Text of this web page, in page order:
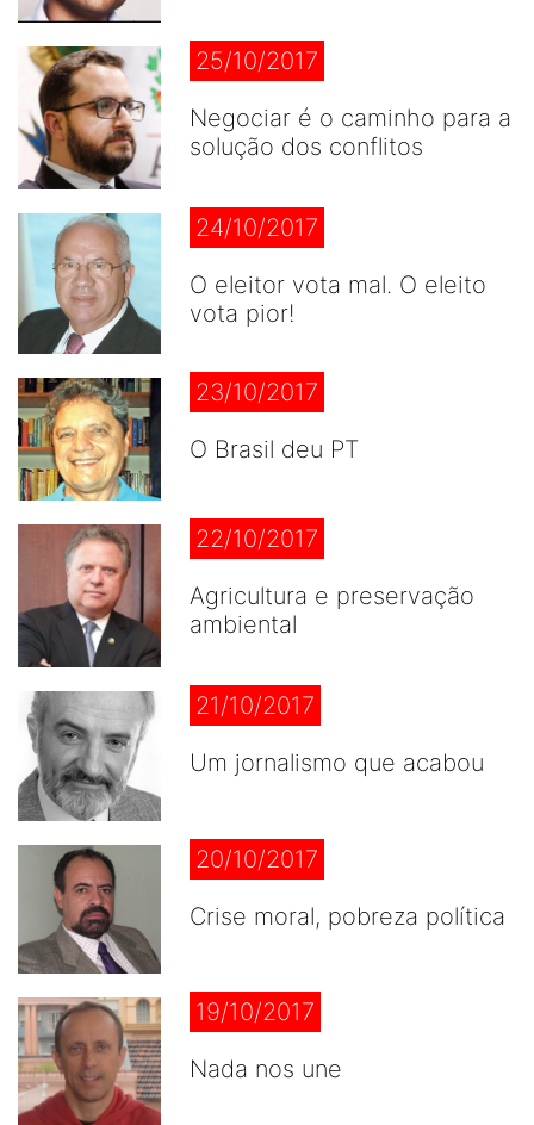
25/10/2017
Negociar é o caminho para a
solução dos conflitos
24/10/2017
O eleitor vota mal. O eleito
vota pior!
23/10/2017
O Brasil deu PT
22/10/2017
Agricultura e preservação
ambiental
21/10/2017
Um jornalismo que acabou
20/10/2017
Crise moral, pobreza política
19/10/2017
Nada nos une